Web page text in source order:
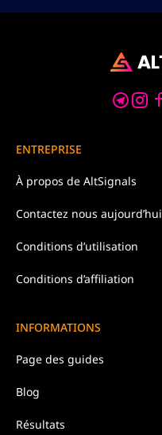
ENTREPRISE
À propos de AltSignals
Contactez nous aujourd’hui
Conditions d’utilisation
Conditions d’affiliation
INFORMATIONS
Page des guides
Blog
Résultats